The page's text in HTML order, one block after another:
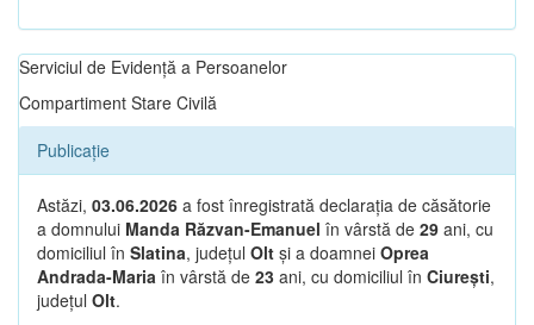
Serviciul de Evidență a Persoanelor
Compartiment Stare Civilă
Publicație
Astăzi, 03.06.2026 a fost înregistrată declarația de căsătorie
a domnului Manda Răzvan-Emanuel în vârstă de 29 ani, cu
domiciliul în Slatina, județul Olt și a doamnei Oprea
Andrada-Maria în vârstă de 23 ani, cu domiciliul în Ciurești,
județul Olt.